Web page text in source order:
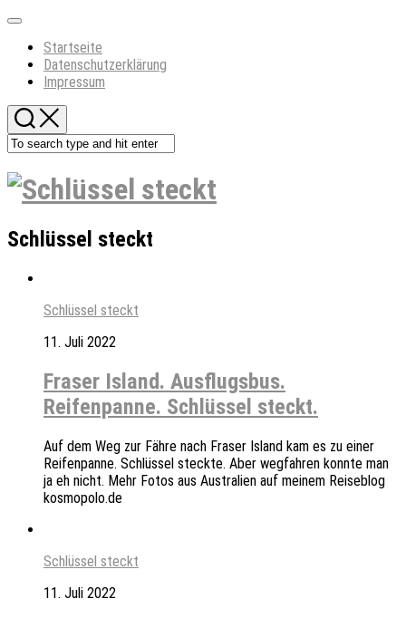
Skip
content
Expand
Current
Page:
Startseite
Datenschutzerklärung
Impressum
Schlüssel steckt
Schlüssel steckt
11. Juli 2022
Fraser Island. Ausflugsbus.
Reifenpanne. Schlüssel steckt.
Auf dem Weg zur Fähre nach Fraser Island kam es zu einer
Reifenpanne. Schlüssel steckte. Aber wegfahren konnte man
ja eh nicht. Mehr Fotos aus Australien auf meinem Reiseblog
kosmopolo.de
Schlüssel steckt
11. Juli 2022